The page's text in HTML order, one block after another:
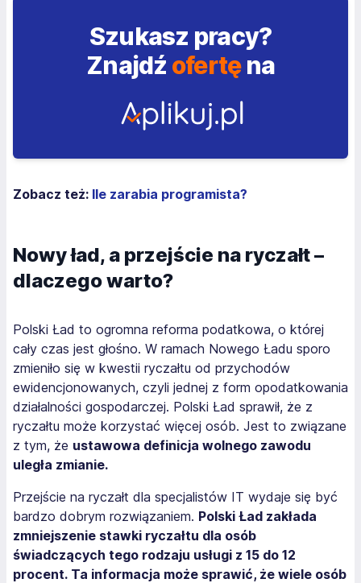
Szukasz pracy?
Znajdź ofertęna
Zobacz też: Ile zarabia programista?
Nowy ład, a przejście na ryczałt –
dlaczego warto?
Polski Ład to ogromna reforma podatkowa, o której
cały czas jest głośno. W ramach Nowego Ładu sporo
zmieniło się w kwestii ryczałtu od przychodów
ewidencjonowanych, czyli jednej z form opodatkowania
działalności gospodarczej. Polski Ład sprawił, że z
ryczałtu może korzystać więcej osób. Jest to związane
z tym, że ustawowa definicja wolnego zawodu
uległa zmianie.
Przejście na ryczałt dla specjalistów IT wydaje się być
bardzo dobrym rozwiązaniem. Polski Ład zakłada
zmniejszenie stawki ryczałtu dla osób
świadczących tego rodzaju usługi z 15 do 12
procent. Ta informacja może sprawić, że wiele osób